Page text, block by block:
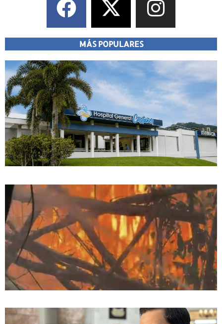
MÁS POPULARES